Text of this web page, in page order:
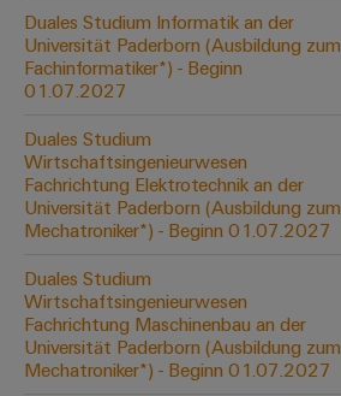
Abwasserindustrie
Wasserstoff
Wasserstoff
Schlüsseltechnologie
für
die
Energiewende
Effizienter
Betrieb
von
Windparks
Markierer
Industriedrucker
Cabinet
Infrastructure
Assemblierungsservice
Bestückte
Klemmenleisten
Duales Studium Informatik an der
Universität Paderborn (Ausbildung zum
Fachinformatiker*) - Beginn
01.07.2027
Duales Studium
Wirtschaftsingenieurwesen
Fachrichtung Elektrotechnik an der
Universität Paderborn (Ausbildung zum
Mechatroniker*) - Beginn 01.07.2027
Duales Studium
Wirtschaftsingenieurwesen
Fachrichtung Maschinenbau an der
Universität Paderborn (Ausbildung zum
Mechatroniker*) - Beginn 01.07.2027